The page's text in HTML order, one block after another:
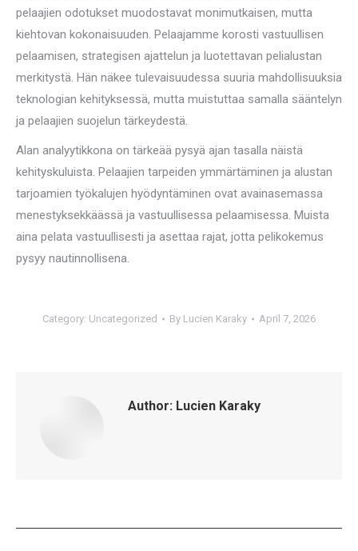
pelaajien odotukset muodostavat monimutkaisen, mutta
kiehtovan kokonaisuuden. Pelaajamme korosti vastuullisen
pelaamisen, strategisen ajattelun ja luotettavan pelialustan
merkitystä. Hän näkee tulevaisuudessa suuria mahdollisuuksia
teknologian kehityksessä, mutta muistuttaa samalla sääntelyn
ja pelaajien suojelun tärkeydestä.
Alan analyytikkona on tärkeää pysyä ajan tasalla näistä
kehityskuluista. Pelaajien tarpeiden ymmärtäminen ja alustan
tarjoamien työkalujen hyödyntäminen ovat avainasemassa
menestyksekkäässä ja vastuullisessa pelaamisessa. Muista
aina pelata vastuullisesti ja asettaa rajat, jotta pelikokemus
pysyy nautinnollisena.
Category: Uncategorized By Lucien Karaky April 7, 2026
Author: Lucien Karaky